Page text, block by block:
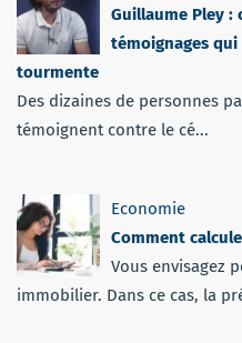
Guillaume Pley :
témoignages
tourmente
Des dizaines de personnes
témoignent contre le cé...
Economie
Comment
Vous envisagez
immobilier. Dans ce cas, la